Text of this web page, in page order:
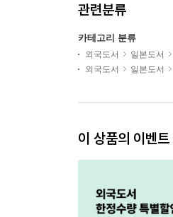
관련분류
카테고리 분류
외국도서 일본도서
외국도서
일본도서
이 상품의 이벤트